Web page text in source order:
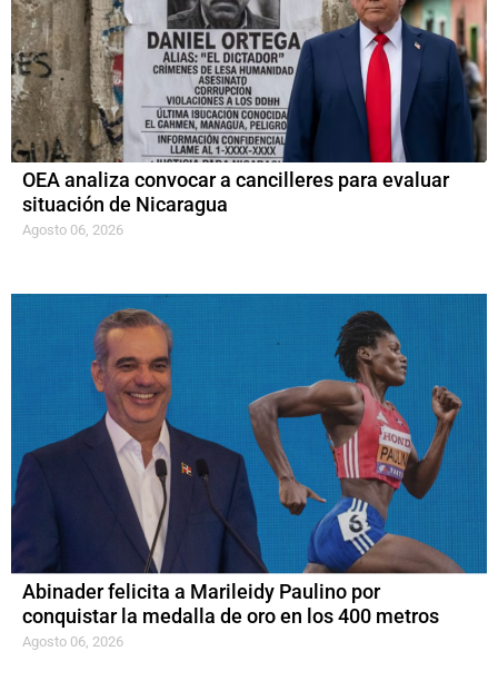
OEA analiza convocar a cancilleres para evaluar
situación de Nicaragua
Agosto 06, 2026
Abinader felicita a Marileidy Paulino por
conquistar la medalla de oro en los 400 metros
Agosto 06, 2026